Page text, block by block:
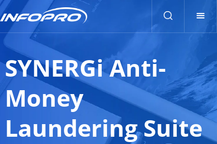
SYNERGi Anti-
Money
Laundering Suite